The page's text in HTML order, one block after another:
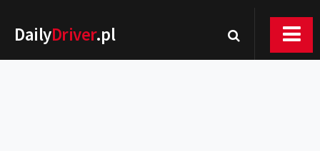
DailyDriver.pl